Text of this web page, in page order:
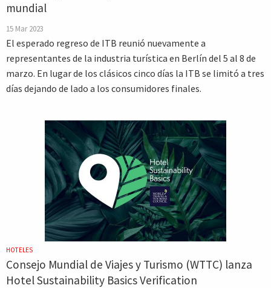
mundial
15 Mar 2023
El esperado regreso de ITB reunió nuevamente a
representantes de la industria turística en Berlín del 5 al 8 de
marzo. En lugar de los clásicos cinco días la ITB se limitó a tres
días dejando de lado a los consumidores finales.
HOTELES
Consejo Mundial de Viajes y Turismo (WTTC) lanza
Hotel Sustainability Basics Verification